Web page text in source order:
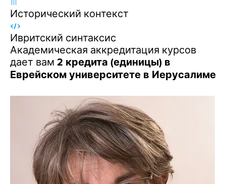
Исторический контекст
Ивритский синтаксис
Академическая аккредитация курсов
дает вам 2 кредита (единицы) в
Еврейском университете в Иерусалиме